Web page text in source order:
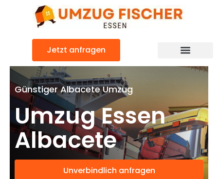
Jetzt anfragen
Günstiger Albacete Umzug
Umzug Essen
Albacete
Unverbindlich anfragen